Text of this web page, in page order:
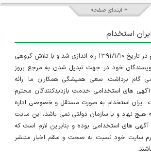
ابتدای صفحه
استخدام
سایت ایران استخدام در تاریخ ۱۳۹۱/۱/۱۰ راه اندازی شد و با تلاش گروهی
نویسندگان خود در جهت تبدیل شدن به مرجع بروز
گام برداشت. سعی همیشگی همکاران ما ارائه
های استخدامی خدمت بازدیدکنندگان محترم
ایران استخدام به صورت مستقل و خصوصی اداره
نهاد و یا سازمان دولتی نمی باشد، این سایت
آگهی های استخدامی بوده و بنابراین لازم است که
سایت خود نسبت به صحت و سقم اخبار منتشر